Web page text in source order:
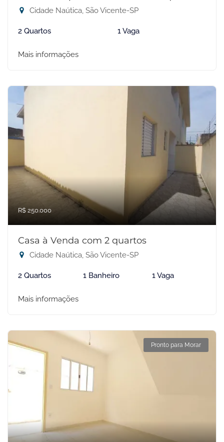
Cidade Naútica, São Vicente-SP
2 Quartos 1 Vaga
Mais informações
R$ 250.000
Casa à Venda com 2 quartos
Cidade Naútica, São Vicente-SP
2 Quartos 1 Banheiro 1 Vaga
Mais informações
Pronto para Morar